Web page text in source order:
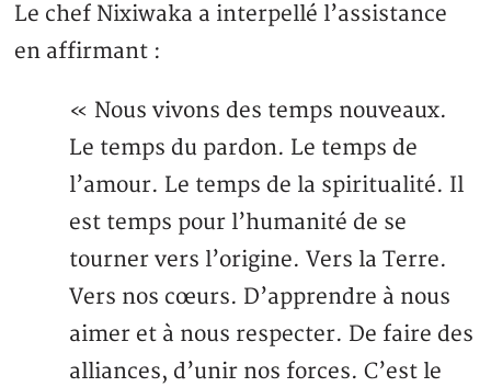
Le chef Nixiwaka a interpellé l’assistance
en affirmant :
« Nous vivons des temps nouveaux.
Le temps du pardon. Le temps de
l’amour. Le temps de la spiritualité. Il
est temps pour l’humanité de se
tourner vers l’origine. Vers la Terre.
Vers nos cœurs. D’apprendre à nous
aimer et à nous respecter. De faire des
alliances, d’unir nos forces. C’est le